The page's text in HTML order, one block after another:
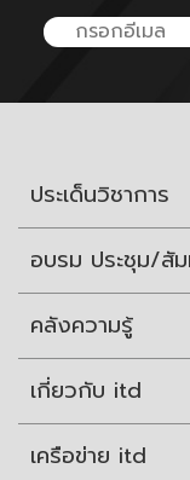
ประเด็นวิชาการ
อบรม ประชุม/สั
คลังความรู้
เกี่ยวกับ itd
เครือข่าย itd